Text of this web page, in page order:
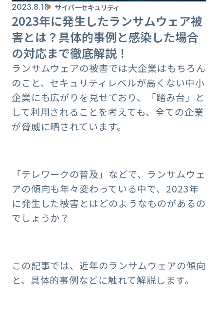
2023.8.18 サイバーセキュリティ
2023年に発生したランサムウェア被
害とは？具体的事例と感染した場合
の対応まで徹底解説！
ランサムウェアの被害では大企業はもちろん
のこと、セキュリティレベルが高くない中小
企業にも広がりを見せており、「踏み台」と
して利用されることを考えても、全ての企業
が脅威に晒されています。
「テレワークの普及」などで、ランサムウェ
アの傾向も年々変わっている中で、2023年
に発生した被害とはどのようなものがあるの
でしょうか？
この記事では、近年のランサムウェアの傾向
と、具体的事例などに触れて解説します。